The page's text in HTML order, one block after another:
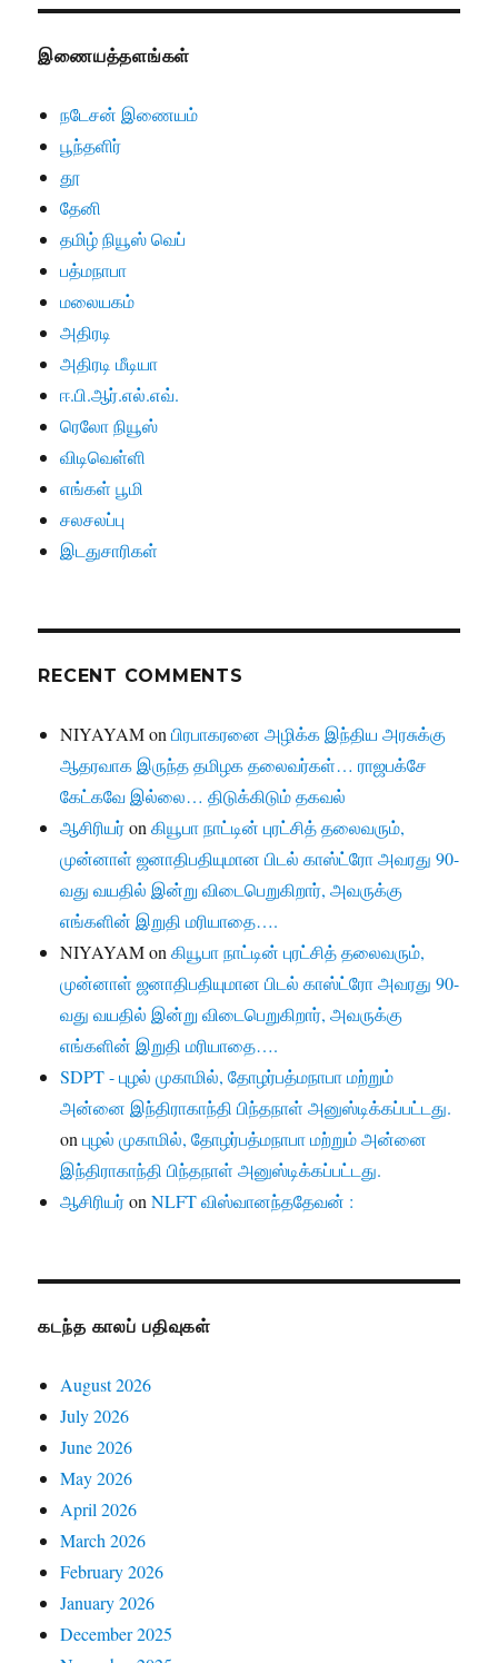
இணையத்தளங்கள்
நடேசன் இணையம்
பூந்தளிர்
தூ
தேனி
தமிழ் நியூஸ் வெப்
பத்மநாபா
மலையகம்
அதிரடி
அதிரடி மீடியா
ஈ.பி.ஆர்.எல்.எவ்.
ரெலோ நியூஸ்
விடிவெள்ளி
எங்கள் பூமி
சலசலப்பு
இடதுசாரிகள்
RECENT COMMENTS
NIYAYAMonபிரபாகரனை அழிக்க இந்திய அரசுக்கு
ஆதரவாக இருந்த தமிழக தலைவர்கள்… ராஜபக்சே
கேட்கவே இல்லை… திடுக்கிடும் தகவல்
ஆசிரியர்onகியூபா நாட்டின் புரட்சித் தலைவரும்,
முன்னாள் ஜனாதிபதியுமான பிடல் காஸ்ட்ரோ அவரது 90-
வது வயதில் இன்று விடைபெறுகிறார், அவருக்கு
எங்களின் இறுதி மரியாதை….
NIYAYAMonகியூபா நாட்டின் புரட்சித் தலைவரும்,
முன்னாள் ஜனாதிபதியுமான பிடல் காஸ்ட்ரோ அவரது 90-
வது வயதில் இன்று விடைபெறுகிறார், அவருக்கு
எங்களின் இறுதி மரியாதை….
SDPT - புழல் முகாமில், தோழர்பத்மநாபா மற்றும்
அன்னை இந்திராகாந்தி பிந்தநாள் அனுஸ்டிக்கப்பட்டது.
onபுழல் முகாமில், தோழர்பத்மநாபா மற்றும் அன்னை
இந்திராகாந்தி பிந்தநாள் அனுஸ்டிக்கப்பட்டது.
ஆசிரியர்onNLFT விஸ்வானந்ததேவன் :
கடந்த காலப் பதிவுகள்
August 2026
July 2026
June 2026
May 2026
April 2026
March 2026
February 2026
January 2026
December 2025